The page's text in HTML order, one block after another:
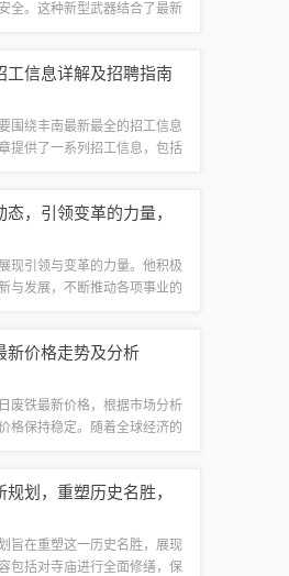
全。这种新型武器结合了最新
的安全水平。这项新技术将...
工信息详解及招聘指南
围绕丰南最新最全的招工信息
提供了一系列招工信息，包括
字之间：，，本文...
，引领变革的力量，
现引领与变革的力量。他积极
与发展，不断推动各项事业的
时代共同进步的辉煌成就...
新价格走势及分析
废铁最新价格，根据市场分析
格保持稳定。随着全球经济的
要求等多重因素影响。具...
划，重塑历史名胜，
旨在重塑这一历史名胜，展现
包括对寺庙进行全面修缮，保